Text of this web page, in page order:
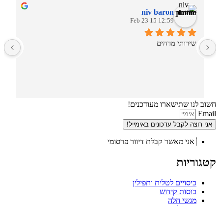
niv baron
12:59 15 Feb 23
שירותי מדהים
חשוב לנו שתישארו מעודכנים!
Email
אני רוצה לקבל עדכונים באימייל!
אני מאשר קבלת דיוור פרסומי
קטגוריות
כיסויים לטלית ותפילין
כוסות קידוש
מגשי חלה